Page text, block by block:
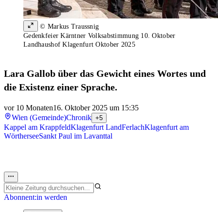
© Markus Traussnig
Gedenkfeier Kärntner Volksabstimmung 10. Oktober
Landhaushof Klagenfurt Oktober 2025
Lara Gallob über das Gewicht eines Wortes und
die Existenz einer Sprache.
vor 10 Monaten16. Oktober 2025 um 15:35
Wien (Gemeinde)Chronik +5
Kappel am KrappfeldKlagenfurt LandFerlachKlagenfurt am
WörtherseeSankt Paul im Lavanttal
Abonnent:in werden